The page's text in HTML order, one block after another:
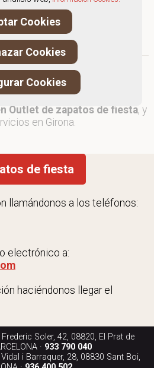
enviará a partir del
lunes.
Outlet de zapatos de fiesta, y
en Girona.
de fiesta
llamándonos a los teléfonos:
electrónico a:
haciéndonos llegar el
Frederic Soler, 42, 08820, El Prat de
· 933 790 040
Vidal i Barraquer, 28, 08830 Sant Boi,
Cookies
Cookies
Cookies